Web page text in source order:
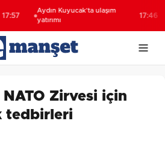
Aydın Kuyucak’ta ulaşım
yatırımı
17:46
Zirvesi için
tedbirleri